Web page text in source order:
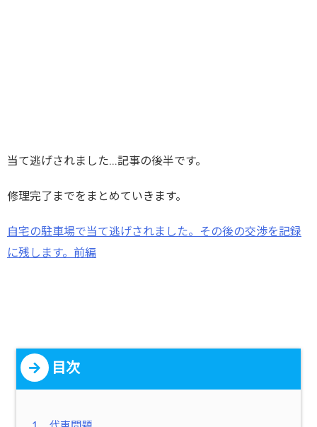
当て逃げされました…記事の後半です。
修理完了までをまとめていきます。
自宅の駐車場で当て逃げされました。その後の交渉を記録
に残します。前編
目次